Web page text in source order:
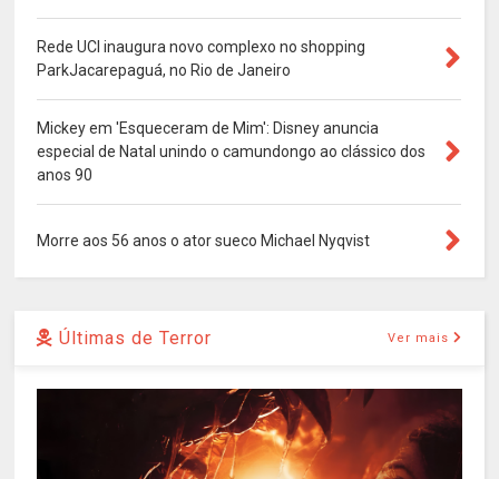
Rede UCI inaugura novo complexo no shopping
ParkJacarepaguá, no Rio de Janeiro
Mickey em 'Esqueceram de Mim': Disney anuncia
especial de Natal unindo o camundongo ao clássico dos
anos 90
Morre aos 56 anos o ator sueco Michael Nyqvist
Últimas de Terror Ver mais